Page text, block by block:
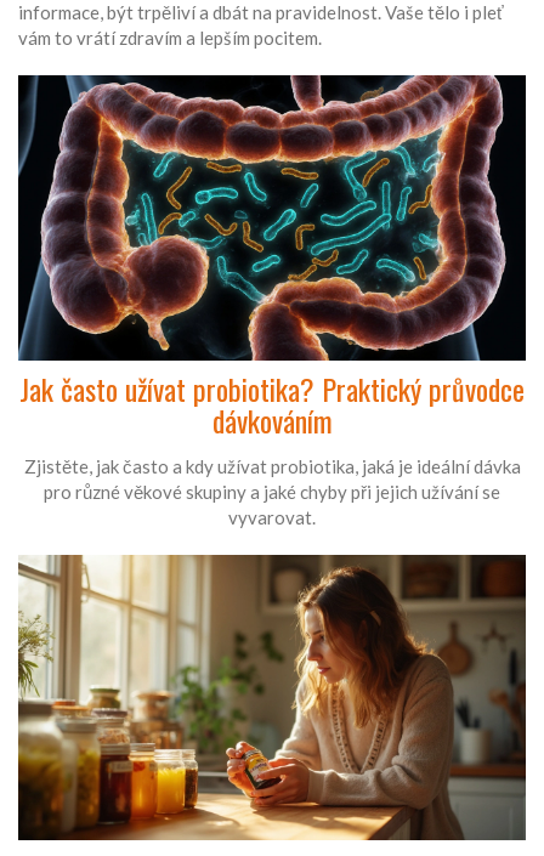
informace, být trpěliví a dbát na pravidelnost. Vaše tělo i pleť
vám to vrátí zdravím a lepším pocitem.
Jak často užívat probiotika? Praktický průvodce
dávkováním
Zjistěte, jak často a kdy užívat probiotika, jaká je ideální dávka
pro různé věkové skupiny a jaké chyby při jejich užívání se
vyvarovat.